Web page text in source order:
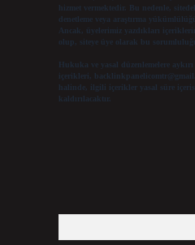
hizmet vermektedir. Bu nedenle,
denetleme veya araştırma
Ancak, üyelerimiz yazdıkları
olup, siteye üye olarak bu
Hukuka ve yasal düzenlemelere
içerikleri,
halinde, ilgili içerikler yasal süre
kaldırılacaktır.